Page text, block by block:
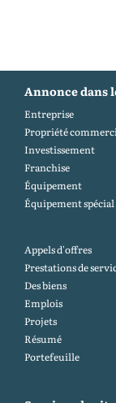
Annonce dans
Entreprise
Propriété
Investissement
Franchise
Équipement
Équipement spécial
Appels d'offres
Prestations de
Des biens
Emplois
Projets
Résumé
Portefeuille